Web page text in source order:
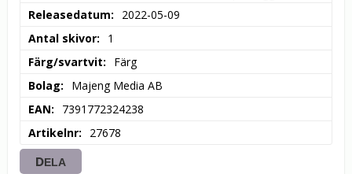
Releasedatum
2022-05-09
Antal skivor
1
Färg/svartvit
Färg
Bolag
Majeng Media AB
EAN
7391772324238
Artikelnr
27678
DELA